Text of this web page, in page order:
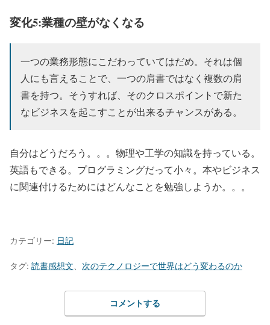
変化5:業種の壁がなくなる
一つの業務形態にこだわっていてはだめ。それは個
人にも言えることで、一つの肩書ではなく複数の肩
書を持つ。そうすれば、そのクロスポイントで新た
なビジネスを起こすことが出来るチャンスがある。
自分はどうだろう。。。物理や工学の知識を持っている。
英語もできる。プログラミングだって小々。本やビジネス
に関連付けるためにはどんなことを勉強しようか。。。
カテゴリー: 日記
タグ: 読書感想文 次のテクノロジーで世界はどう変わるのか
コメントする